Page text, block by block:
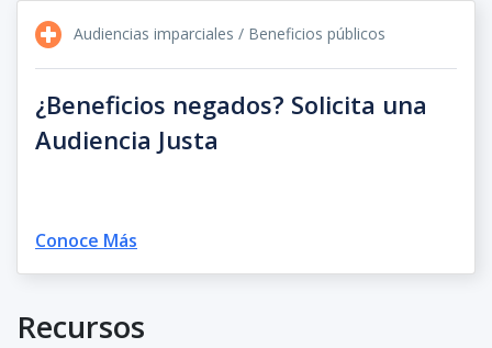
Audiencias imparciales / Beneficios públicos
¿Beneficios negados? Solicita una
Audiencia Justa
Conoce Más
Recursos